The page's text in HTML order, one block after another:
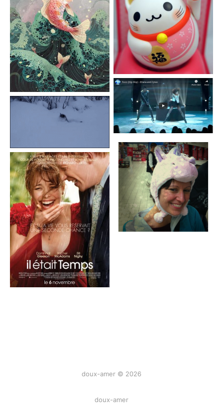
doux-amer © 2026
doux-amer